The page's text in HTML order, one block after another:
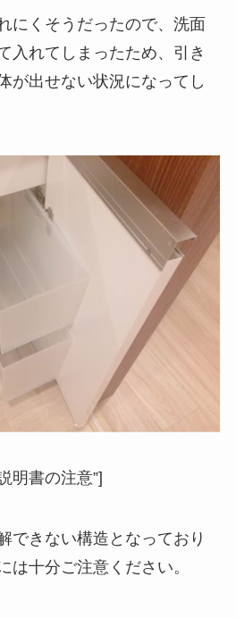
にくそうだったので、洗面
入れてしまったため、引き
が出せない状況になってし
明書の注意”]
できない構造となっており
は十分ご注意ください。